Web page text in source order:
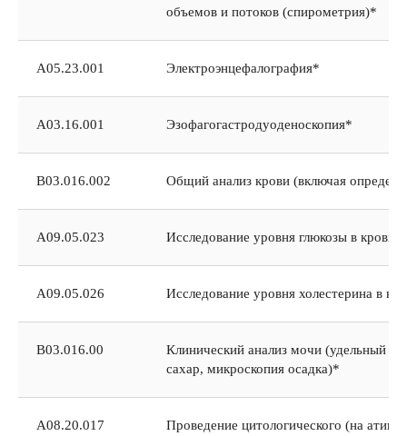
объемов и потоков (спирометрия)*
А05.23.001 Электроэнцефалография*
А03.16.001 Эзофагогастродуоденоскопия*
В03.016.002 Общий анализ крови (включая
А09.05.023 Исследование уровня глюкозы в крови
А09.05.026 Исследование уровня холестерина в
В03.016.00
Клинический анализ мочи (удельный
сахар, микроскопия осадка)*
А08.20.017
Проведение цитологического (на